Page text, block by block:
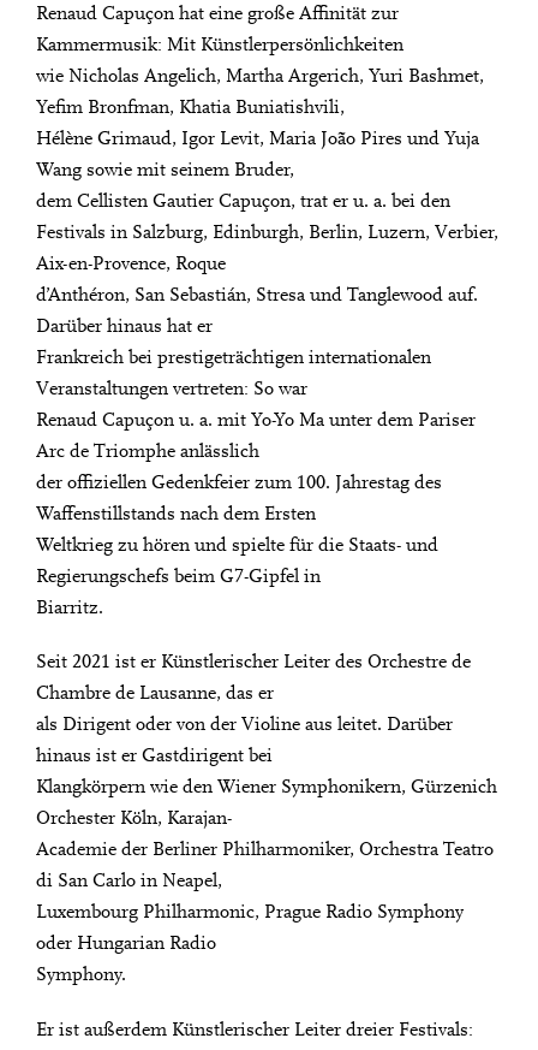
Renaud Capuçon hat eine große Affinität zur
Kammermusik: Mit Künstlerpersönlichkeiten
wie Nicholas Angelich, Martha Argerich, Yuri Bashmet,
Yefim Bronfman, Khatia Buniatishvili,
Hélène Grimaud, Igor Levit, Maria João Pires und Yuja
Wang sowie mit seinem Bruder,
dem Cellisten Gautier Capuçon, trat er u. a. bei den
Festivals in Salzburg, Edinburgh, Berlin, Luzern, Verbier,
Aix-en-Provence, Roque
d’Anthéron, San Sebastián, Stresa und Tanglewood auf.
Darüber hinaus hat er
Frankreich bei prestigeträchtigen internationalen
Veranstaltungen vertreten: So war
Renaud Capuçon u. a. mit Yo-Yo Ma unter dem Pariser
Arc de Triomphe anlässlich
der offiziellen Gedenkfeier zum 100. Jahrestag des
Waffenstillstands nach dem Ersten
Weltkrieg zu hören und spielte für die Staats- und
Regierungschefs beim G7-Gipfel in
Biarritz.
Seit 2021 ist er Künstlerischer Leiter des Orchestre de
Chambre de Lausanne, das er
als Dirigent oder von der Violine aus leitet. Darüber
hinaus ist er Gastdirigent bei
Klangkörpern wie den Wiener Symphonikern, Gürzenich
Orchester Köln, Karajan-
Academie der Berliner Philharmoniker, Orchestra Teatro
di San Carlo in Neapel,
Luxembourg Philharmonic, Prague Radio Symphony
oder Hungarian Radio
Symphony.
Er ist außerdem Künstlerischer Leiter dreier Festivals: